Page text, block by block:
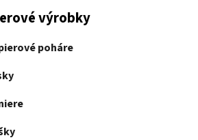
výrobky
poháre